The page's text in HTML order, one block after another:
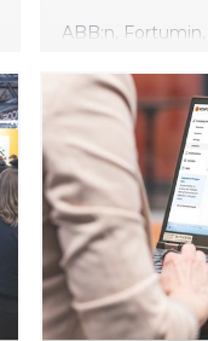
ABB:n,
käytetään
perustamiseen.
tukevat Aalto-
perustamista.